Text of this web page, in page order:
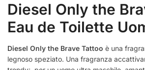
Diesel Only the
Eau de Toilette
Diesel Only the Brave Tattoo è una
legnoso speziato. Una fragranza